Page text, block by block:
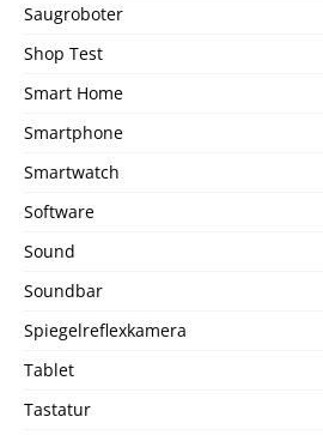
Saugroboter
Shop Test
Smart Home
Smartphone
Smartwatch
Software
Sound
Soundbar
Spiegelreflexkamera
Tablet
Tastatur